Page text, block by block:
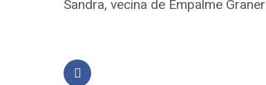
Sandra, vecina de Empalme